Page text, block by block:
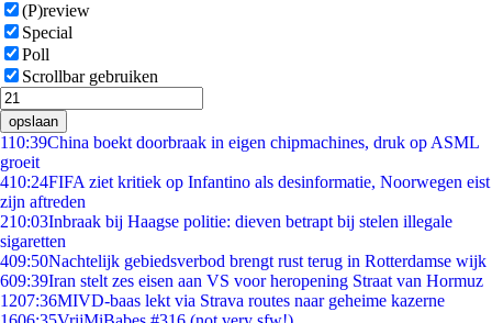
(P)review
Special
Poll
Scrollbar gebruiken
opslaan
110:39China boekt doorbraak in eigen chipmachines, druk op ASML
groeit
410:24FIFA ziet kritiek op Infantino als desinformatie, Noorwegen eist
zijn aftreden
210:03Inbraak bij Haagse politie: dieven betrapt bij stelen illegale
sigaretten
409:50Nachtelijk gebiedsverbod brengt rust terug in Rotterdamse wijk
609:39Iran stelt zes eisen aan VS voor heropening Straat van Hormuz
1207:36MIVD-baas lekt via Strava routes naar geheime kazerne